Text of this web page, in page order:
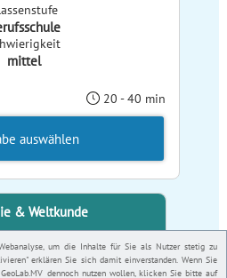
um die Inhalte für Sie als Nutzer stetig zu
erklären Sie sich damit einverstanden. Wenn Sie
dennoch nutzen wollen, klicken Sie bitte auf
mittel
20 - 40 min
auswählen
& Weltkunde